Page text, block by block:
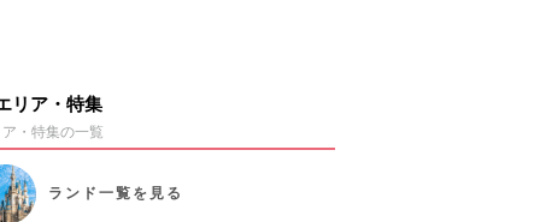
リア・特集
・特集の一覧
ランド 一覧を見る